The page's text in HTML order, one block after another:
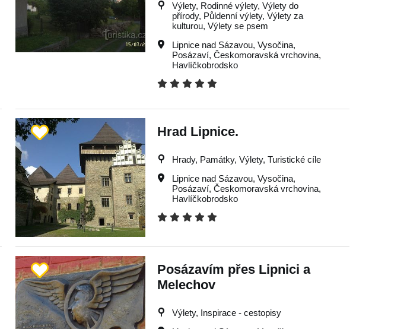
Výlety, Rodinné výlety, Výlety do
přírody, Půldenní výlety, Výlety za
kulturou, Výlety se psem
Lipnice nad Sázavou, Vysočina,
Posázaví, Českomoravská vrchovina,
Havlíčkobrodsko
Hrad Lipnice.
Hrady, Památky, Výlety, Turistické cíle
Lipnice nad Sázavou, Vysočina,
Posázaví, Českomoravská vrchovina,
Havlíčkobrodsko
Posázavím přes Lipnici a
Melechov
Výlety, Inspirace - cestopisy